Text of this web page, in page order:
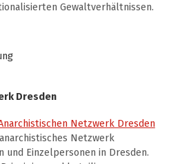
Gewaltverhältnissen.
Dresden
Netzwerk Dresden
Netzwerk
und Einzelpersonen in Dresden.